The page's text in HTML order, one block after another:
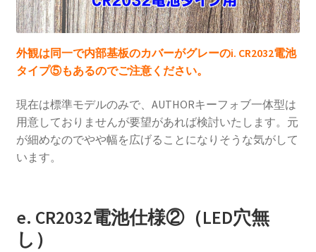
外観は同一で内部基板のカバーがグレーのi. CR2032電池
タイプ⑤もあるのでご注意ください。
現在は標準モデルのみで、AUTHORキーフォブ一体型は
用意しておりませんが要望があれば検討いたします。元
が細めなのでやや幅を広げることになりそうな気がして
います。
e. CR2032電池仕様②（LED穴無
し）